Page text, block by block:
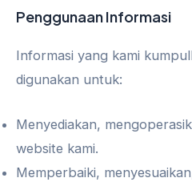
Penggunaan Informasi
Informasi yang kami
digunakan untuk:
Menyediakan,
website kami.
Memperbaiki,